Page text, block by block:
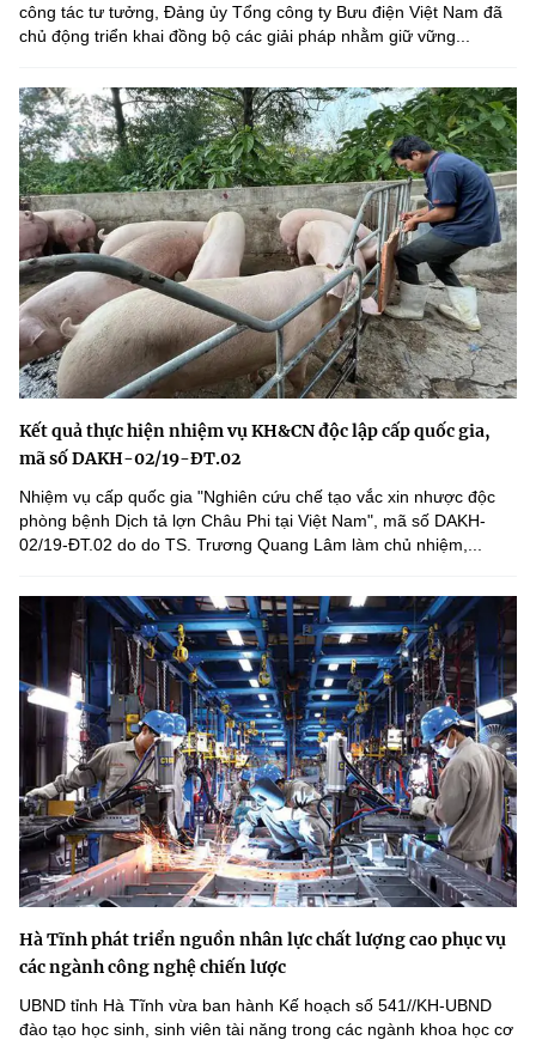
công tác tư tưởng, Đảng ủy Tổng công ty Bưu điện Việt Nam đã
chủ động triển khai đồng bộ các giải pháp nhằm giữ vững...
Kết quả thực hiện nhiệm vụ KH&CN độc lập cấp quốc gia,
mã số DAKH-02/19-ĐT.02
Nhiệm vụ cấp quốc gia "Nghiên cứu chế tạo vắc xin nhược độc
phòng bệnh Dịch tả lợn Châu Phi tại Việt Nam", mã số DAKH-
02/19-ĐT.02 do do TS. Trương Quang Lâm làm chủ nhiệm,...
Hà Tĩnh phát triển nguồn nhân lực chất lượng cao phục vụ
các ngành công nghệ chiến lược
UBND tỉnh Hà Tĩnh vừa ban hành Kế hoạch số 541//KH-UBND
đào tạo học sinh, sinh viên tài năng trong các ngành khoa học cơ